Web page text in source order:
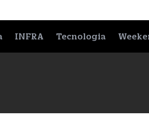
INFRA Tecnologia